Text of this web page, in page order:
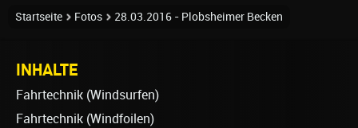
Startseite Fotos 28.03.2016 - Plobsheimer Becken
INHALTE
Fahrtechnik (Windsurfen)
Fahrtechnik (Windfoilen)